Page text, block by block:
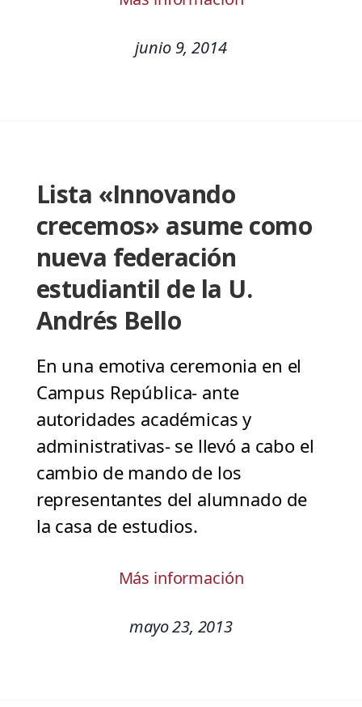
junio 9, 2014
Lista «Innovando
crecemos» asume como
nueva federación
estudiantil de la U.
Andrés Bello
En una emotiva ceremonia en el
Campus República- ante
autoridades académicas y
administrativas- se llevó a cabo el
cambio de mando de los
representantes del alumnado de
la casa de estudios.
Más información
mayo 23, 2013